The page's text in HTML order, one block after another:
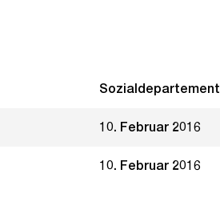
Sozialdepartement
10. Februar 2016
10. Februar 2016